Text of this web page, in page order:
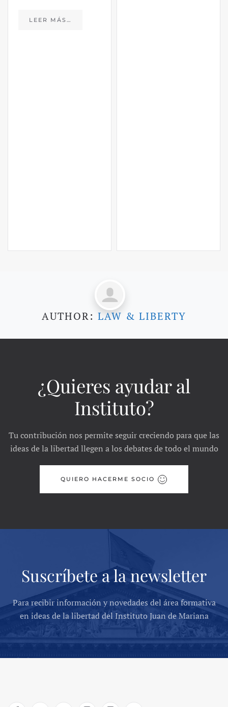
LEER MÁS…
AUTHOR: LAW & LIBERTY
¿Quieres ayudar al
Instituto?
Tu contribución nos permite seguir creciendo para que las
ideas de la libertad llegen a los debates de todo el mundo
QUIERO HACERME SOCIO
Suscríbete a la newsletter
Para recibir información y novedades del área formativa
en ideas de la libertad del Instituto Juan de Mariana